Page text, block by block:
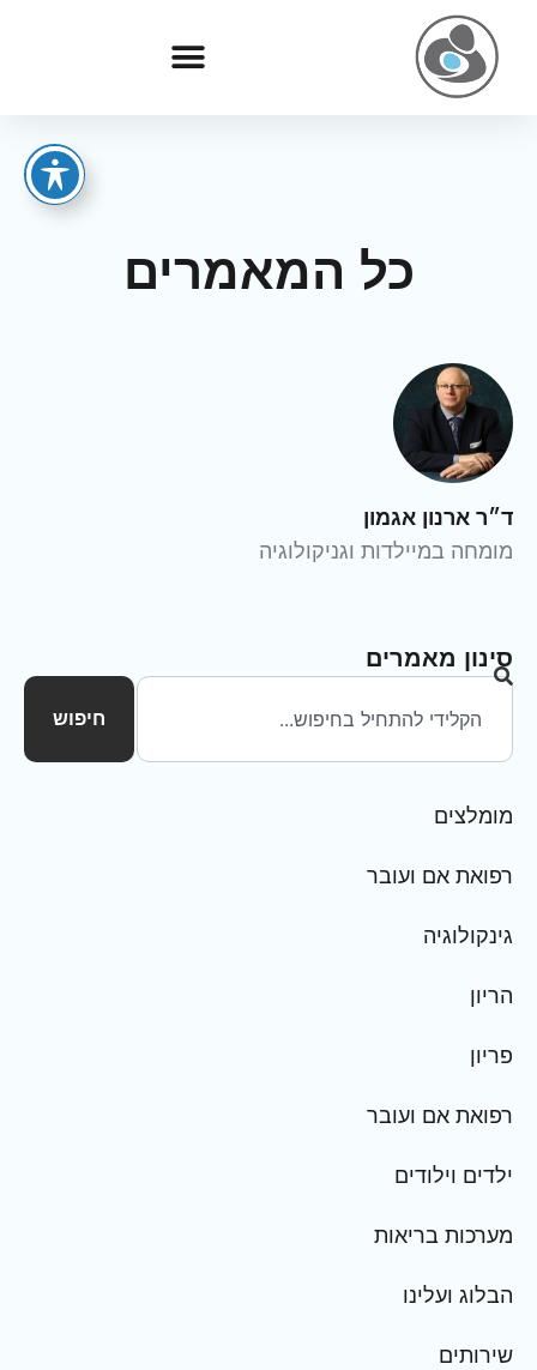
כל המאמרים
ד״ר ארנון אגמון
מומחה במיילדות וגניקולוגיה
סינון מאמרים
חיפוש
מומלצים
רפואת אם ועובר
גינקולוגיה
הריון
פריון
רפואת אם ועובר
ילדים וילודים
מערכות בריאות
הבלוג ועלינו
שירותים